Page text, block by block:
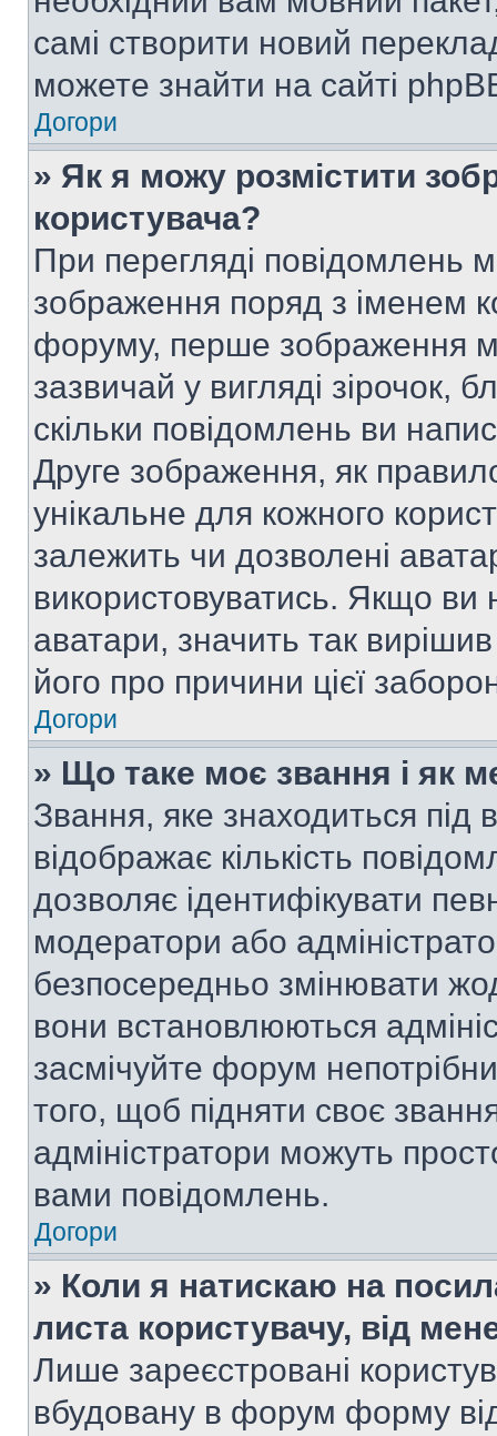
самі створити новий
можете знайти на сайті
Догори
» Як я можу розмістити
користувача?
При перегляді повідомлень
зображення поряд з іменем
форуму, перше зображення
зазвичай у вигляді зірочок,
скільки повідомлень ви
Друге зображення, як
унікальне для кожного
залежить чи дозволені
використовуватись. Якщо ви
аватари, значить так
його про причини цієї
Догори
» Що таке моє звання і як
Звання, яке знаходиться
відображає кількість
дозволяє ідентифікувати
модератори або
безпосередньо змінювати
вони встановлюються
засмічуйте форум
того, щоб підняти своє
адміністратори можуть
вами повідомлень.
Догори
» Коли я натискаю на
листа користувачу, від
Лише зареєстровані
вбудовану в форум форму